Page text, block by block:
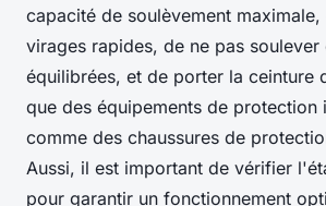
capacité de soulèvement maximale,
virages rapides, de ne pas soulever
équilibrées, et de porter la ceinture
que des équipements de protection
comme des chaussures de
Aussi, il est important de vérifier
pour garantir un fonctionnement